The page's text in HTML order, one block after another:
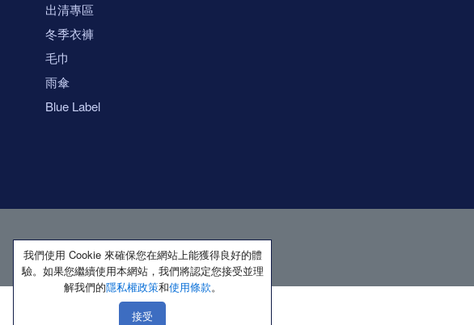
出清專區
冬季衣褲
毛巾
雨傘
Blue Label
著作權所有 保留一切權利
我們使用 Cookie 來確保您在網站上能獲得良好的體
驗。如果您繼續使用本網站，我們將認定您接受並理
解我們的隱私權政策和使用條款。
接受